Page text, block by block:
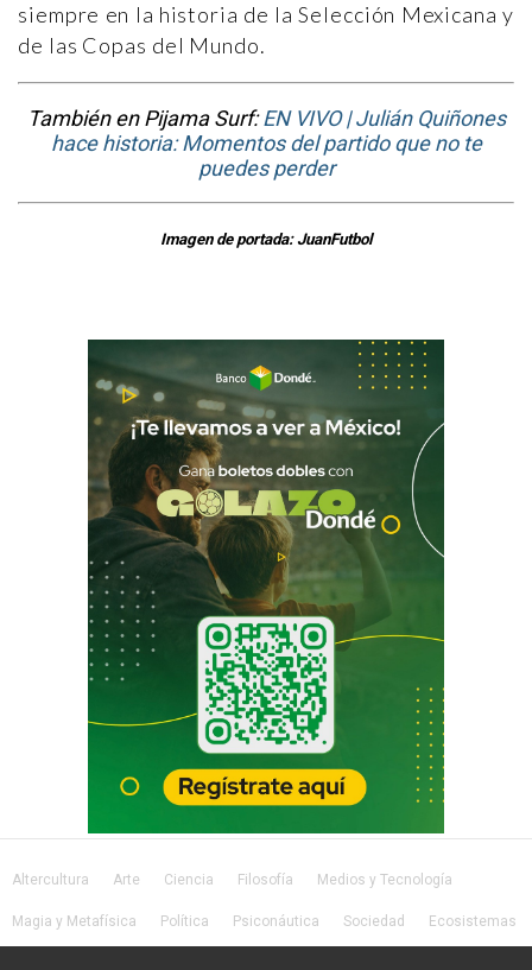
siempre en la historia de la Selección Mexicana y
de las Copas del Mundo.
También en Pijama Surf:EN VIVO | Julián Quiñones
hace historia: Momentos del partido que no te
puedes perder
Imagen de portada: JuanFutbol
Altercultura Arte Ciencia Filosofía Medios y Tecnología
Magia y Metafísica Política Psiconáutica Sociedad Ecosistemas